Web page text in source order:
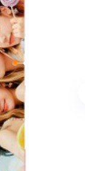
Дакимакуры
Декоративные